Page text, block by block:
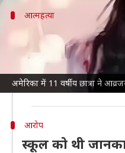
अमेरिका में 11 वर्षीय छात्रा ने
आत्महत्या
क्या है पूरा मामला?
गेंसविले में रहने वाली
उन्होंने बताया कि एक
इन चीजों से जोसलीन
आरोप
स्कूल को थी